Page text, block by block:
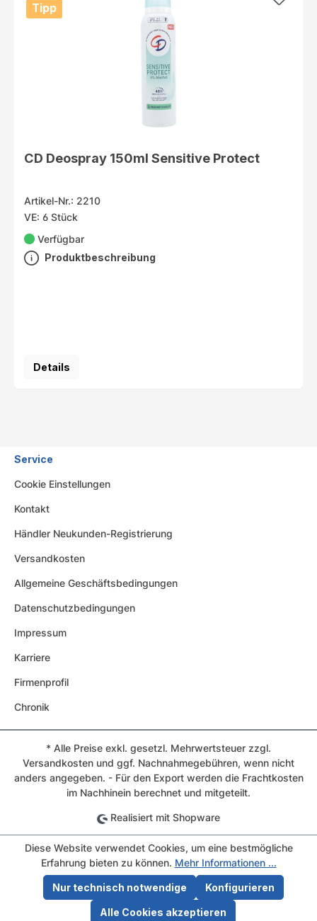
Tipp
CD Deospray 150ml Sensitive Protect
Artikel-Nr.: 2210
VE: 6 Stück
Verfügbar
Produktbeschreibung
Details
Service
Cookie Einstellungen
Kontakt
Händler Neukunden-Registrierung
Versandkosten
Allgemeine Geschäftsbedingungen
Datenschutzbedingungen
Impressum
Karriere
Firmenprofil
Chronik
* Alle Preise exkl. gesetzl. Mehrwertsteuer zzgl.
Versandkosten und ggf. Nachnahmegebühren, wenn nicht
anders angegeben. - Für den Export werden die Frachtkosten
im Nachhinein berechnet und mitgeteilt.
Realisiert mit Shopware
Diese Website verwendet Cookies, um eine bestmögliche
Erfahrung bieten zu können. Mehr Informationen ...
Nur technisch notwendige Konfigurieren
Alle Cookies akzeptieren